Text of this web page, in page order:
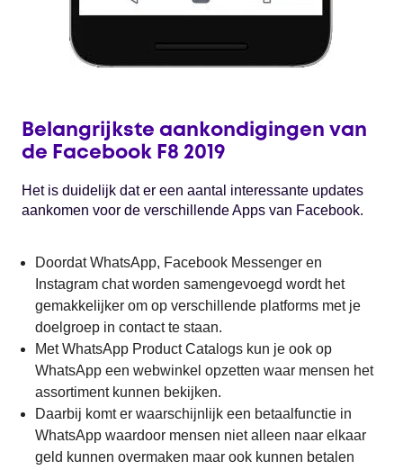
Belangrijkste aankondigingen van
de Facebook F8 2019
Het is duidelijk dat er een aantal interessante updates
aankomen voor de verschillende Apps van Facebook.
Doordat WhatsApp, Facebook Messenger en
Instagram chat worden samengevoegd wordt het
gemakkelijker om op verschillende platforms met je
doelgroep in contact te staan.
Met WhatsApp Product Catalogs kun je ook op
WhatsApp een webwinkel opzetten waar mensen het
assortiment kunnen bekijken.
Daarbij komt er waarschijnlijk een betaalfunctie in
WhatsApp waardoor mensen niet alleen naar elkaar
geld kunnen overmaken maar ook kunnen betalen